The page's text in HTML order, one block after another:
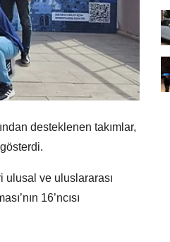
desteklenen takımlar,
ve uluslararası
16’ncısı